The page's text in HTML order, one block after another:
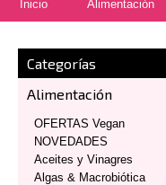
Inicio Alimentación
Categorías
Alimentación
OFERTAS Vegan
NOVEDADES
Aceites y Vinagres
Algas & Macrobiótica